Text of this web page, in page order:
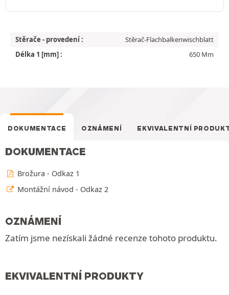
Stěrače - provedení :
Stěrač-Flachbalkenwischblatt
Délka 1 [mm] :
650 Mm
DOKUMENTACE OZNÁMENÍ EKVIVALENTNÍ
DOKUMENTACE
Brožura - Odkaz 1
Montážní návod - Odkaz 2
OZNÁMENÍ
Zatím jsme nezískali žádné recenze tohoto produktu.
EKVIVALENTNÍ PRODUKTY